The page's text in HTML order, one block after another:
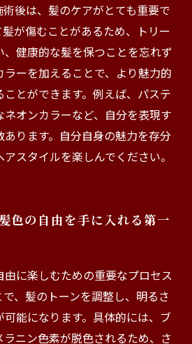
後は、髪のケアがとても重要で
が傷むことがあるため、トリー
、健康的な髪を保つことを忘れず
ーを加えることで、より魅力的
とができます。例えば、パステ
オンカラーなど、自分を表現す
ります。自分自身の魅力を存分
スタイルを楽しんでください。
色の自由を手に入れる第一
由に楽しむための重要なプロセス
、髪のトーンを調整し、明るさ
能になります。具体的には、ブ
ニン色素が脱色されるため、さ